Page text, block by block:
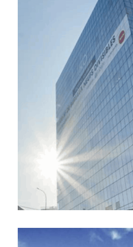
Iko. BNP Paribas,
9 600 m² - 2021
Due diligence technique